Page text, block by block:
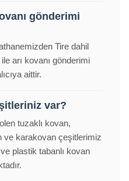
gönderimi
Tire dahil
arı kovanı gönderimi
aittir.
var?
tuzaklı kovan,
ve karakovan çeşitlerimiz
plastik tabanlı kovan